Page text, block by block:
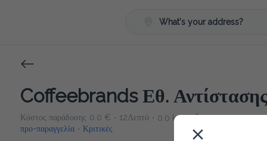
What's your address?
Coffeebrands Εθ.
Κόστος παράδοσης 0.0 € • 12Λεπτό • 0.0 km •
5
προ-παραγγελία • Κριτικές